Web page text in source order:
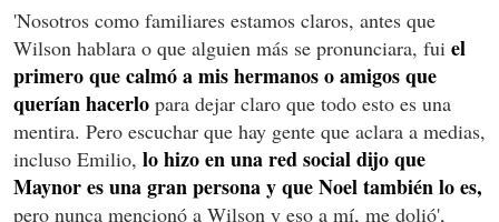
'Nosotros como familiares estamos claros, antes que
Wilson hablara o que alguien más se pronunciara, fui el
primero que calmó a mis hermanos o amigos que
querían hacerlo para dejar claro que todo esto es una
mentira. Pero escuchar que hay gente que aclara a medias,
incluso Emilio, lo hizo en una red social dijo que
Maynor es una gran persona y que Noel también lo es,
pero nunca mencionó a Wilson y eso a mí, me dolió',